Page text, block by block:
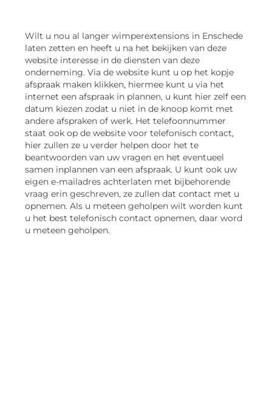
Wilt u nou al langer wimperextensions in Enschede
laten zetten en heeft u na het bekijken van deze
website interesse in de diensten van deze
onderneming. Via de website kunt u op het kopje
afspraak maken klikken, hiermee kunt u via het
internet een afspraak in plannen, u kunt hier zelf een
datum kiezen zodat u niet in de knoop komt met
andere afspraken of werk. Het telefoonnummer
staat ook op de website voor telefonisch contact,
hier zullen ze u verder helpen door het te
beantwoorden van uw vragen en het eventueel
samen inplannen van een afspraak. U kunt ook uw
eigen e-mailadres achterlaten met bijbehorende
vraag erin geschreven, ze zullen dat contact met u
opnemen. Als u meteen geholpen wilt worden kunt
u het best telefonisch contact opnemen, daar word
u meteen geholpen.